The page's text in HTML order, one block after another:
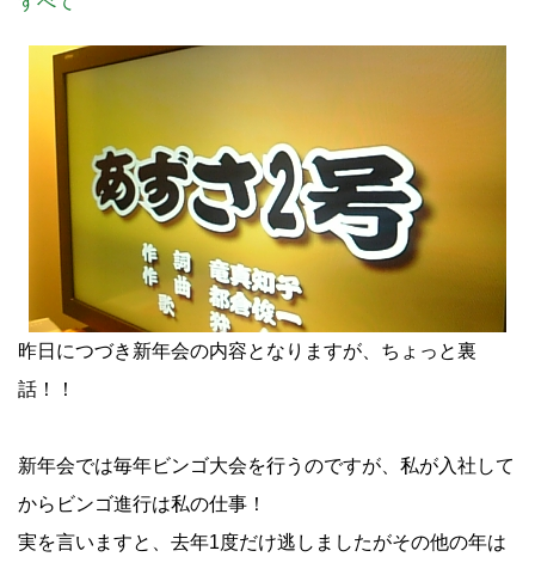
昨日につづき新年会の内容となりますが、ちょっと裏
話！！
新年会では毎年ビンゴ大会を行うのですが、私が入社して
からビンゴ進行は私の仕事！
実を言いますと、去年1度だけ逃しましたがその他の年は